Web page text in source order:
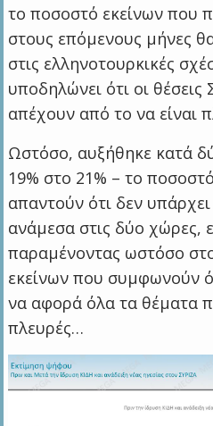
το ποσοστό εκείνων που
στους επόμενους μήνες
στις ελληνοτουρκικές
υποδηλώνει ότι οι
απέχουν από το να είναι
Ωστόσο, αυξήθηκε κατά
19% στο 21% – το
απαντούν ότι δεν
ανάμεσα στις δύο χώρες,
παραμένοντας ωστόσο
εκείνων που συμφωνούν
να αφορά όλα τα θέματα
πλευρές…